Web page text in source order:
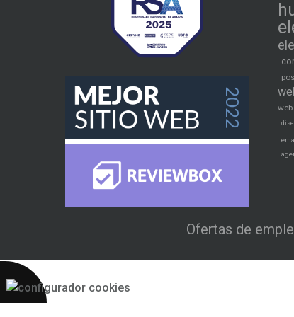
Ofertas de